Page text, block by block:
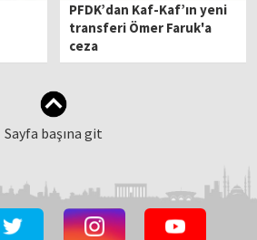
PFDK’dan Kaf-Kaf’ın yeni
transferi Ömer Faruk'a
ceza
Sayfa başına git